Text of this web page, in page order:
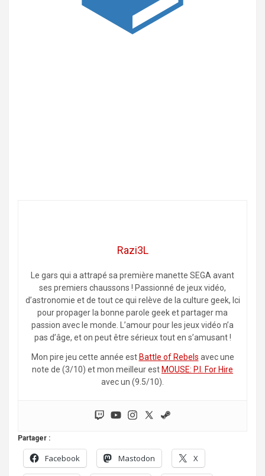
Razi3L
Le gars qui a attrapé sa première manette SEGA avant
ses premiers chaussons ! Passionné de jeux vidéo,
d’astronomie et de tout ce qui relève de la culture geek, Ici
pour propager la bonne parole geek et partager ma
passion avec le monde. L’amour pour les jeux vidéo n’a
pas d’âge, et on peut être sérieux tout en s’amusant !
Mon pire jeu cette année est Battle of Rebels avec une
note de (3/10) et mon meilleur est MOUSE: P.I. For Hire
avec un (9.5/10).
Partager :
Facebook Mastodon X